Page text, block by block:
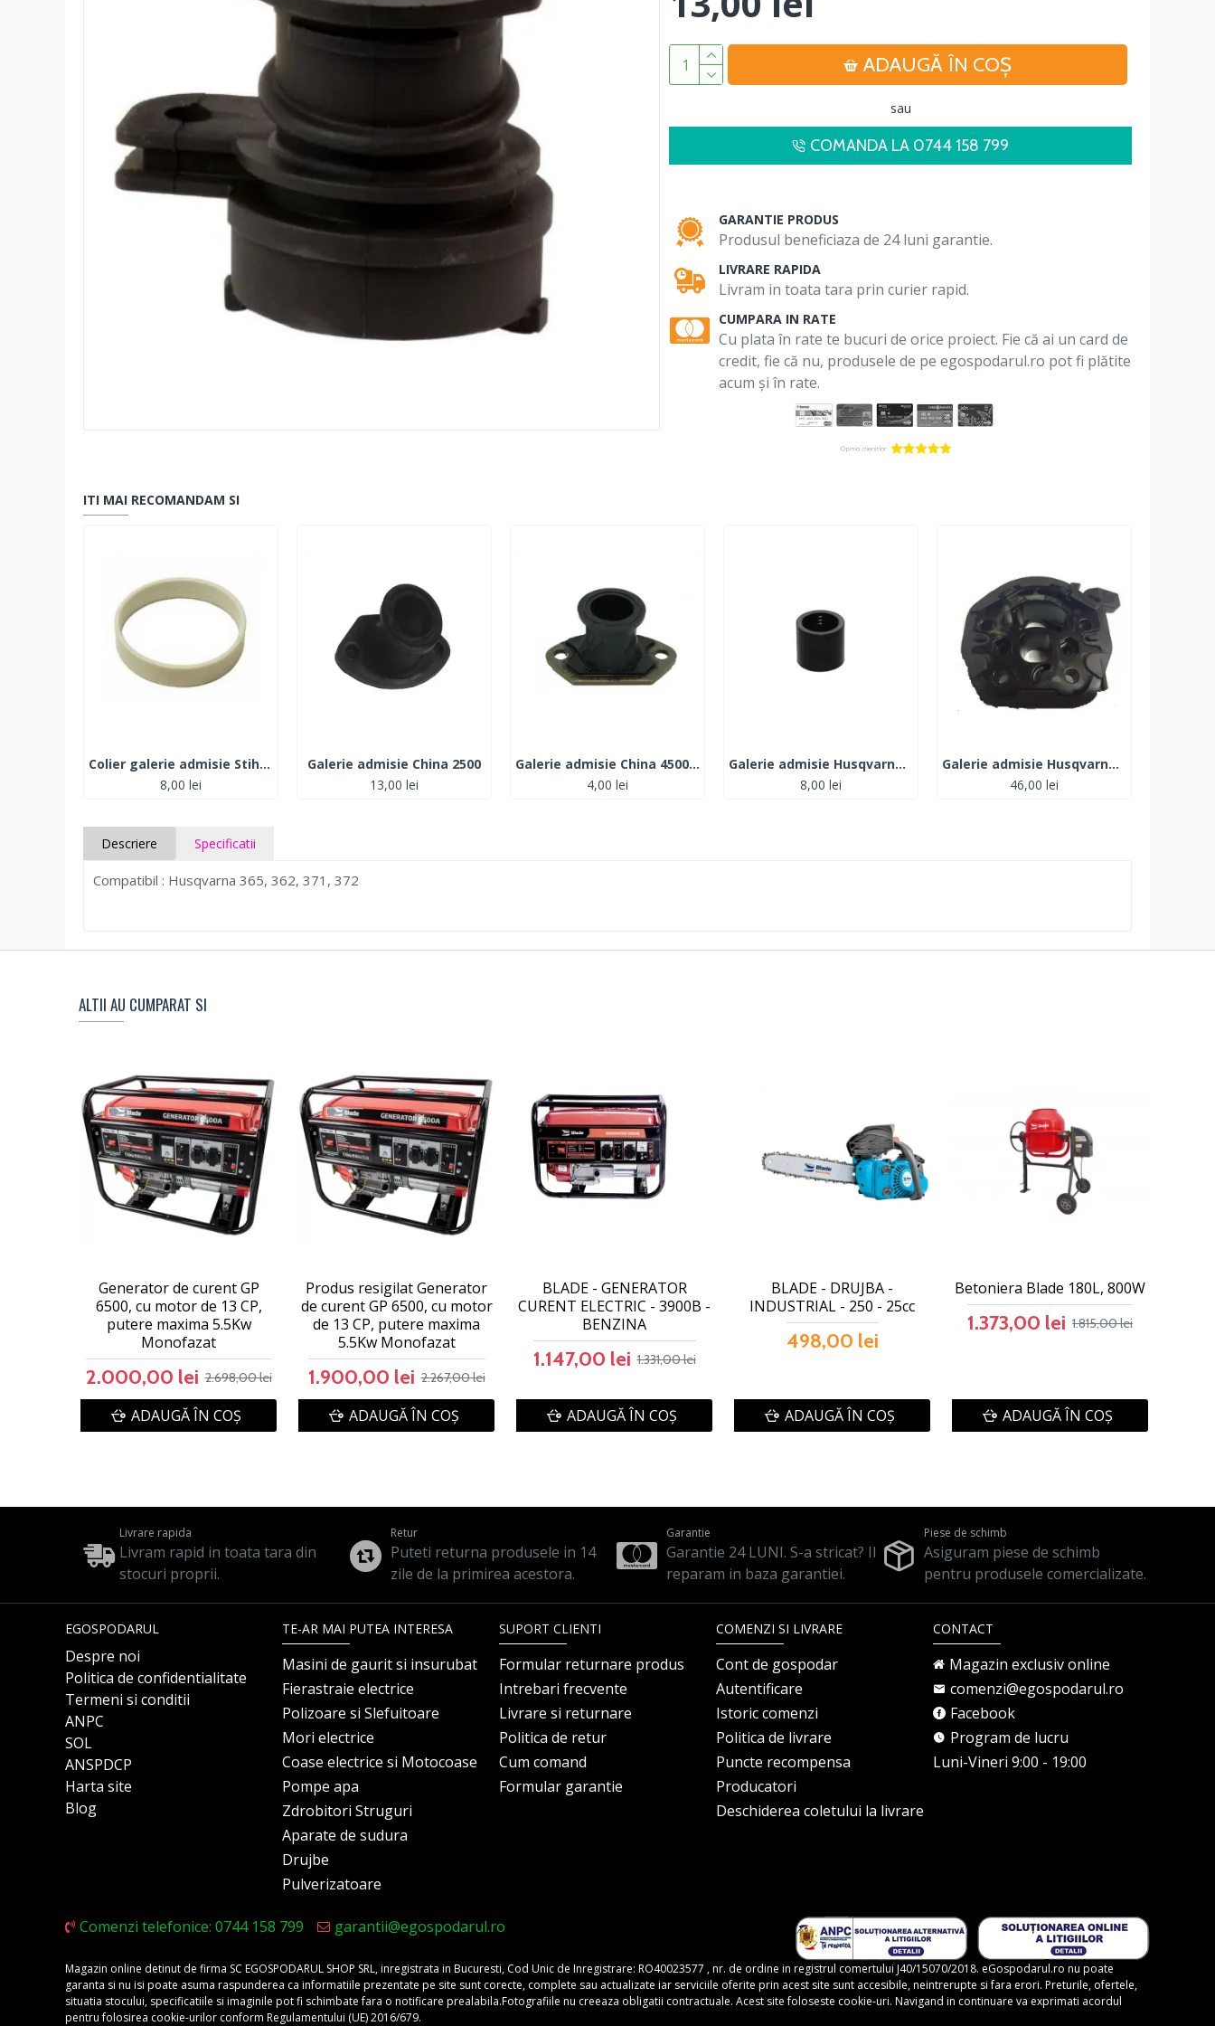
ADAUGĂ ÎN COŞ
sau
COMANDA LA 0744 158 799
GARANTIE PRODUS
Produsul beneficiaza de 24 luni garantie.
LIVRARE RAPIDA
Livram in toata tara prin curier rapid.
CUMPARA IN RATE
Cu plata în rate te bucuri de orice proiect. Fie că ai un card de
credit, fie că nu, produsele de pe egospodarul.ro pot fi plătite
acum și în rate.
ITI MAI RECOMANDAM SI
Colier galerie admisie Stihl 170- 180- 017- 018
8,00 lei
Galerie admisie China 2500
13,00 lei
Galerie admisie China 4500- 5200
4,00 lei
Galerie admisie Husqvarna 136- 137- 141- 142- 40- 45- 50- 51- 55
8,00 lei
Galerie admisie Husqvarna 235- 236- 240
46,00 lei
Descriere Specificatii
Compatibil : Husqvarna 365, 362, 371, 372
ALTII AU CUMPARAT SI
Generator de curent GP
6500, cu motor de 13 CP,
putere maxima 5.5Kw
Monofazat
2.000,00 lei 2.698,00 lei
ADAUGĂ ÎN COŞ
Produs resigilat Generator
de curent GP 6500, cu motor
de 13 CP, putere maxima
5.5Kw Monofazat
1.900,00 lei 2.267,00 lei
ADAUGĂ ÎN COŞ
BLADE - GENERATOR
CURENT ELECTRIC - 3900B -
BENZINA
1.147,00 lei 1.331,00 lei
ADAUGĂ ÎN COŞ
BLADE - DRUJBA -
INDUSTRIAL - 250 - 25cc
498,00 lei
ADAUGĂ ÎN COŞ
Betoniera Blade 180L, 800W
1.373,00 lei 1.815,00 lei
ADAUGĂ ÎN COŞ
Livrare rapida
Livram rapid in toata tara din
stocuri proprii.
Retur
Puteti returna produsele in 14
zile de la primirea acestora.
Garantie
Garantie 24 LUNI. S-a stricat? Il
reparam in baza garantiei.
Piese de schimb
Asiguram piese de schimb
pentru produsele comercializate.
EGOSPODARUL
Despre noi
Politica de confidentialitate
Termeni si conditii
ANPC
SOL
ANSPDCP
Harta site
Blog
TE-AR MAI PUTEA INTERESA
Masini de gaurit si insurubat
Fierastraie electrice
Polizoare si Slefuitoare
Mori electrice
Coase electrice si Motocoase
Pompe apa
Zdrobitori Struguri
Aparate de sudura
Drujbe
Pulverizatoare
SUPORT CLIENTI
Formular returnare produs
Intrebari frecvente
Livrare si returnare
Politica de retur
Cum comand
Formular garantie
COMENZI SI LIVRARE
Cont de gospodar
Autentificare
Istoric comenzi
Politica de livrare
Puncte recompensa
Producatori
Deschiderea coletului la livrare
CONTACT
Magazin exclusiv online
comenzi@egospodarul.ro
Facebook
Program de lucru
Luni-Vineri 9:00 - 19:00
Comenzi telefonice: 0744 158 799 garantii@egospodarul.ro
Magazin online detinut de firma SC EGOSPODARUL SHOP SRL, inregistrata in Bucuresti, Cod Unic de Inregistrare: RO40023577 , nr. de ordine in registrul comertului J40/15070/2018. eGospodarul.ro nu poate
garanta si nu isi poate asuma raspunderea ca informatiile prezentate pe site sunt corecte, complete sau actualizate iar serviciile oferite prin acest site sunt accesibile, neintrerupte si fara erori. Preturile, ofertele,
situatia stocului, specificatiile si imaginile pot fi schimbate fara o notificare prealabila.Fotografiile nu creeaza obligatii contractuale. Acest site foloseste cookie-uri. Navigand in continuare va exprimati acordul
pentru folosirea cookie-urilor conform Regulamentului (UE) 2016/679.